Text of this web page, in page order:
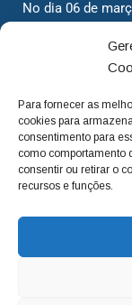
Para fornecer as
cookies para
consentimento para
como comportamento
consentir ou retirar o
recursos e funções.
No dia 06 de
cidadãos
dois jornais. Há
com o foco de
deixamos de
questionando os
para a cidade e